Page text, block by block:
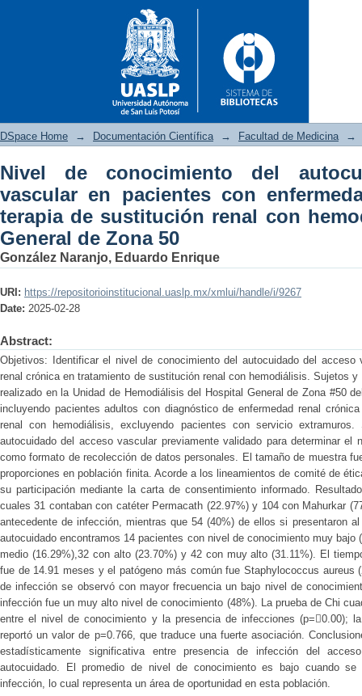
Nivel de conocimiento del
enfermedad renal crónica
Hospital General de Zona 50
DSpace Home → Documentación Científica → Facultad de Medicina →
Nivel de conocimiento del
vascular en pacientes con
terapia de sustitución renal con
General de Zona 50
González Naranjo, Eduardo Enrique
URI: https://repositorioinstitucional.uaslp.mx/xmlui/handle/i/9267
Date: 2025-02-28
Abstract:
Objetivos: Identificar el nivel de conocimiento del autocuidado del acceso
renal crónica en tratamiento de sustitución renal con hemodiálisis. Sujetos
realizado en la Unidad de Hemodiálisis del Hospital General de Zona #50
incluyendo pacientes adultos con diagnóstico de enfermedad renal
renal con hemodiálisis, excluyendo pacientes con servicio
autocuidado del acceso vascular previamente validado para determinar
como formato de recolección de datos personales. El tamaño de muestra
proporciones en población finita. Acorde a los lineamientos de comité de
su participación mediante la carta de consentimiento informado.
cuales 31 contaban con catéter Permacath (22.97%) y 104 con Mahurkar
antecedente de infección, mientras que 54 (40%) de ellos si presentaron
autocuidado encontramos 14 pacientes con nivel de conocimiento muy bajo
medio (16.29%),32 con alto (23.70%) y 42 con muy alto (31.11%). El
fue de 14.91 meses y el patógeno más común fue Staphylococcus aureus
de infección se observó con mayor frecuencia un bajo nivel de
infección fue un muy alto nivel de conocimiento (48%). La prueba de Chi
entre el nivel de conocimiento y la presencia de infecciones (p=0.00);
reportó un valor de p=0.766, que traduce una fuerte asociación.
estadísticamente significativa entre presencia de infección del
autocuidado. El promedio de nivel de conocimiento es bajo cuando
infección, lo cual representa un área de oportunidad en esta población.